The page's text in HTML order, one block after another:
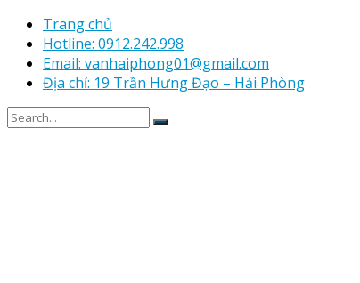
Trang chủ
Hotline: 0912.242.998
Email: vanhaiphong01@gmail.com
Địa chỉ: 19 Trần Hưng Đạo – Hải Phòng